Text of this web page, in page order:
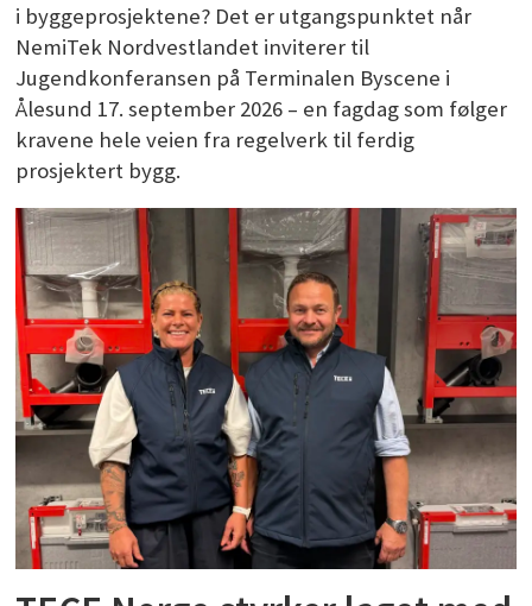
i byggeprosjektene? Det er utgangspunktet når
NemiTek Nordvestlandet inviterer til
Jugendkonferansen på Terminalen Byscene i
Ålesund 17. september 2026 – en fagdag som følger
kravene hele veien fra regelverk til ferdig
prosjektert bygg.